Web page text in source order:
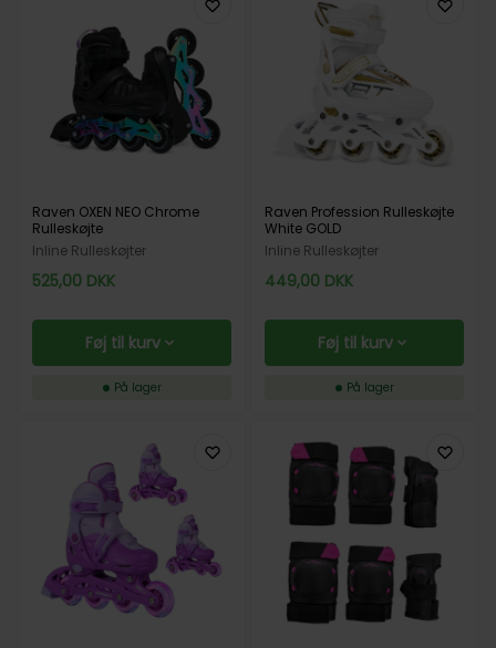
Raven OXEN NEO Chrome
Rulleskøjte
Inline Rulleskøjter
525,00 DKK
Føj til kurv
På lager
Raven Profession Rulleskøjte
White GOLD
Inline Rulleskøjter
449,00 DKK
Føj til kurv
På lager